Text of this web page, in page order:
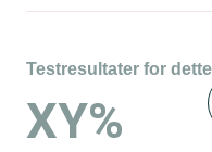
Testresultater for
XY%